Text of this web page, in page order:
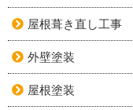
屋根葺き直し工事
外壁塗装
屋根塗装